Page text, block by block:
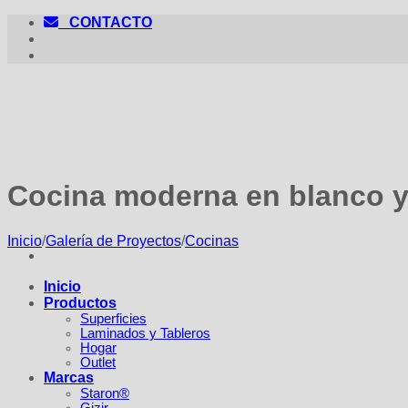
Saltar
contenido
CONTACTO
Inicio
Productos
Superficies
Laminados y Tableros
Hogar
Outlet
Marcas
Staron®
Cocina moderna en blanco
Inicio/Galería de Proyectos/Cocinas